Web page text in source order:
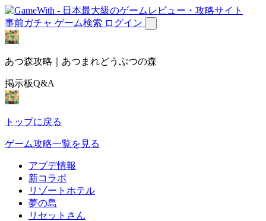
事前ガチャ ゲーム検索 ログイン
あつ森攻略｜あつまれどうぶつの森
掲示板Q&A
トップに戻る
ゲーム攻略一覧を見る
アプデ情報
新コラボ
リゾートホテル
夢の島
リセットさん